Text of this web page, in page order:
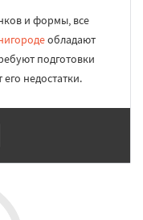
и формы, все
обладают
подготовки
недостатки.